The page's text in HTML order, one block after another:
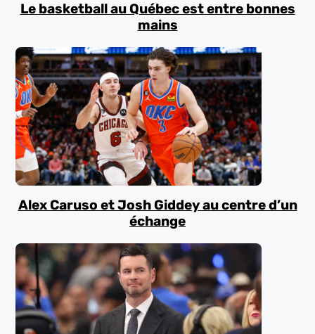
Le basketball au Québec est entre bonnes
mains
Alex Caruso et Josh Giddey au centre d’un
échange